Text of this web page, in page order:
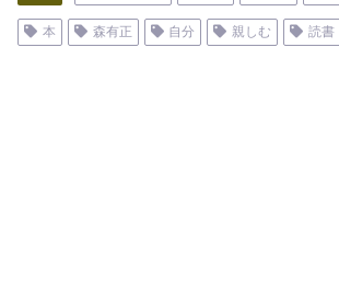
本 森有正 自分 親しむ 読書